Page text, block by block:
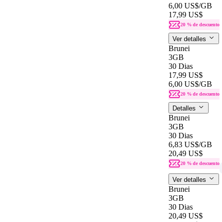
6,00 US$/GB
17,99 US$
20 % de descuento
Ver detalles
Brunei
3GB
30 Dias
17,99 US$
6,00 US$/GB
20 % de descuento
Detalles
Brunei
3GB
30 Dias
6,83 US$/GB
20,49 US$
20 % de descuento
Ver detalles
Brunei
3GB
30 Dias
20,49 US$